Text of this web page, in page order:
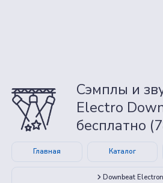
Сэмплы и
Electro
бесплатно
Главная Каталог
Downbeat